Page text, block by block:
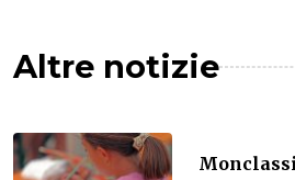
Altre notizie